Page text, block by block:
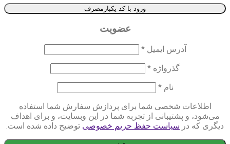
ورود با کد یکبارمصرف
عضویت
آدرس ایمیل*
گذرواژه *
نام*
اطلاعات شخصی شما برای پردازش سفارش شما استفاده
می‌شود، و پشتیبانی از تجربه شما در این وبسایت، و برای اهداف
دیگری که در سیاست حفظ حریم خصوصی توضیح داده شده است.